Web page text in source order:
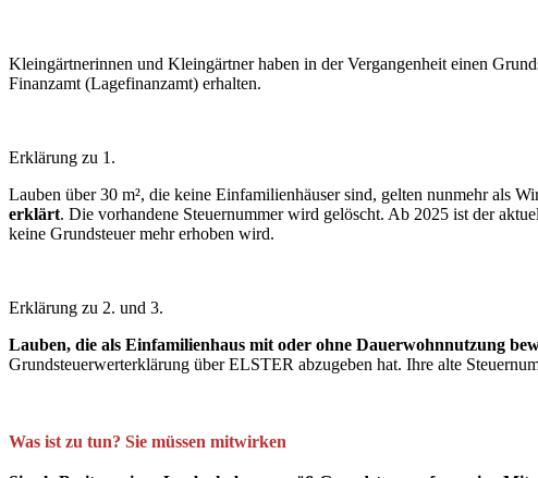
Kleingärtnerinnen und Kleingärtner haben in der Vergangenheit einen
Finanzamt (Lagefinanzamt) erhalten.
Erklärung zu 1.
Lauben über 30 m², die keine Einfamilienhäuser sind, gelten nunmehr als
erklärt. Die vorhandene Steuernummer wird gelöscht. Ab 2025 ist der
keine Grundsteuer mehr erhoben wird.
Erklärung zu 2. und 3.
Lauben, die als Einfamilienhaus mit oder ohne Dauerwohnnutzung
Grundsteuerwerterklärung über ELSTER abzugeben hat. Ihre alte
Was ist zu tun? Sie müssen mitwirken